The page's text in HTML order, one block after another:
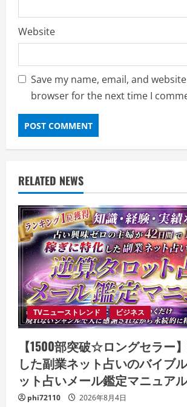
Website
Save my name, email, and
browser for the next time I
RELATED NEWS
TVニューストレンド ビジネス
【1500部突破☆ロングセラー
した副業ネット占いのバイブ
ット占いメール鑑定マニュア
phi72110 2026年8月4日